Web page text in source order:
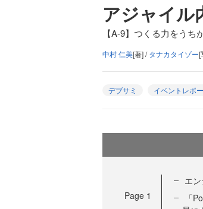
アジャイル
【A-9】つくる力をう
中村 仁美[著] /タナカタイゾー[
デブサミ イベントレポ
Page 1
エ
「